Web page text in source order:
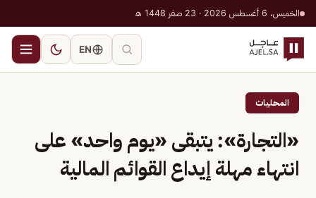
الخميس، 6 أغسطس 2026 · 23 صفر 1448 هـ
EN
المحليات
«التجارة»: يتبقى «يوم واحد» على
انتهاء مهلة إيداع القوائم المالية